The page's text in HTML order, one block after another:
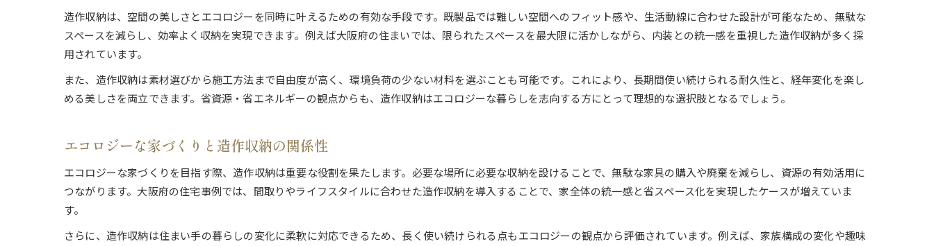
エコロジーと快適性を両立する収納方法
サステナビリティを意識した造作収納の魅力
サステナビリティ重視の造作収納設計の秘訣
エコ意識を高める造作収納の選び方ガイド
オーダーメイド収納で実現する理想の住まい
造作収納で叶える理想の住空間づくり
造作収納が叶えるライフスタイル対応設計
造作収納は、空間の美しさとエコロジーを同時に叶えるための有効な手段です。既製品では難しい空間へのフィット感や、生活動線に合わせた設計が可能なため、無駄な
スペースを減らし、効率よく収納を実現できます。例えば大阪府の住まいでは、限られたスペースを最大限に活かしながら、内装との統一感を重視した造作収納が多く採
用されています。
また、造作収納は素材選びから施工方法まで自由度が高く、環境負荷の少ない材料を選ぶことも可能です。これにより、長期間使い続けられる耐久性と、経年変化を楽し
める美しさを両立できます。省資源・省エネルギーの観点からも、造作収納はエコロジーな暮らしを志向する方にとって理想的な選択肢となるでしょう。
エコロジーな家づくりと造作収納の関係性
エコロジーな家づくりを目指す際、造作収納は重要な役割を果たします。必要な場所に必要な収納を設けることで、無駄な家具の購入や廃棄を減らし、資源の有効活用に
つながります。大阪府の住宅事例では、間取りやライフスタイルに合わせた造作収納を導入することで、家全体の統一感と省スペース化を実現したケースが増えていま
す。
さらに、造作収納は住まい手の暮らしの変化に柔軟に対応できるため、長く使い続けられる点もエコロジーの観点から評価されています。例えば、家族構成の変化や趣味